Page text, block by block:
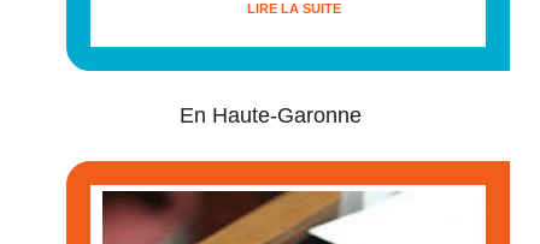
LIRE LA SUITE
En Haute-Garonne